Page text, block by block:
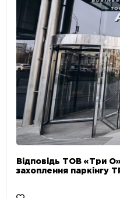
Відповідь ТОВ «Три
захоплення паркінгу